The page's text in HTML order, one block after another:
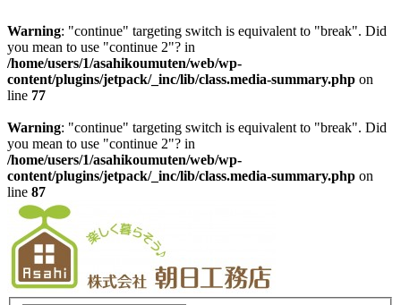
Warning: "continue" targeting switch is equivalent to "break". Did
you mean to use "continue 2"? in
/home/users/1/asahikoumuten/web/wp-
content/plugins/jetpack/_inc/lib/class.media-summary.php on
line 77
Warning: "continue" targeting switch is equivalent to "break". Did
you mean to use "continue 2"? in
/home/users/1/asahikoumuten/web/wp-
content/plugins/jetpack/_inc/lib/class.media-summary.php on
line 87